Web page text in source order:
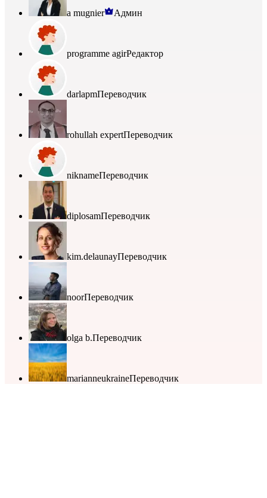
a mugnier Админ
programme agirРедактор
darlapmПереводчик
rohullah expertПереводчик
niknameПереводчик
diplosamПереводчик
kim.delaunayПереводчик
noorПереводчик
olga b.Переводчик
marianneukraineПереводчик